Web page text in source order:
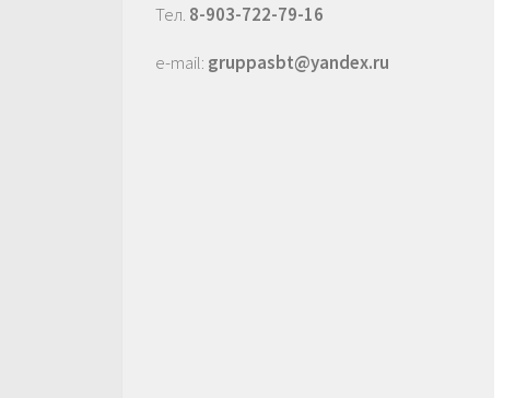
Тел. 8-903-722-79-16
e-mail: gruppasbt@yandex.ru